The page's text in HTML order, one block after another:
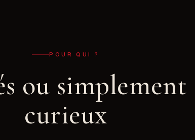
POUR QUI ?
ou simplement
curieux